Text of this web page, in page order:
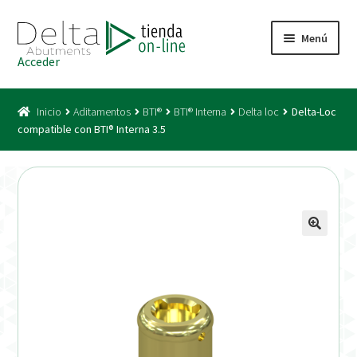
a
la
navegación
al
contenido
Menú
Acceso
Acceder
Inicio Aditamentos BTI® BTI® Interna Delta loc
Delta-Loc
compatible con BTI® Interna 3.5